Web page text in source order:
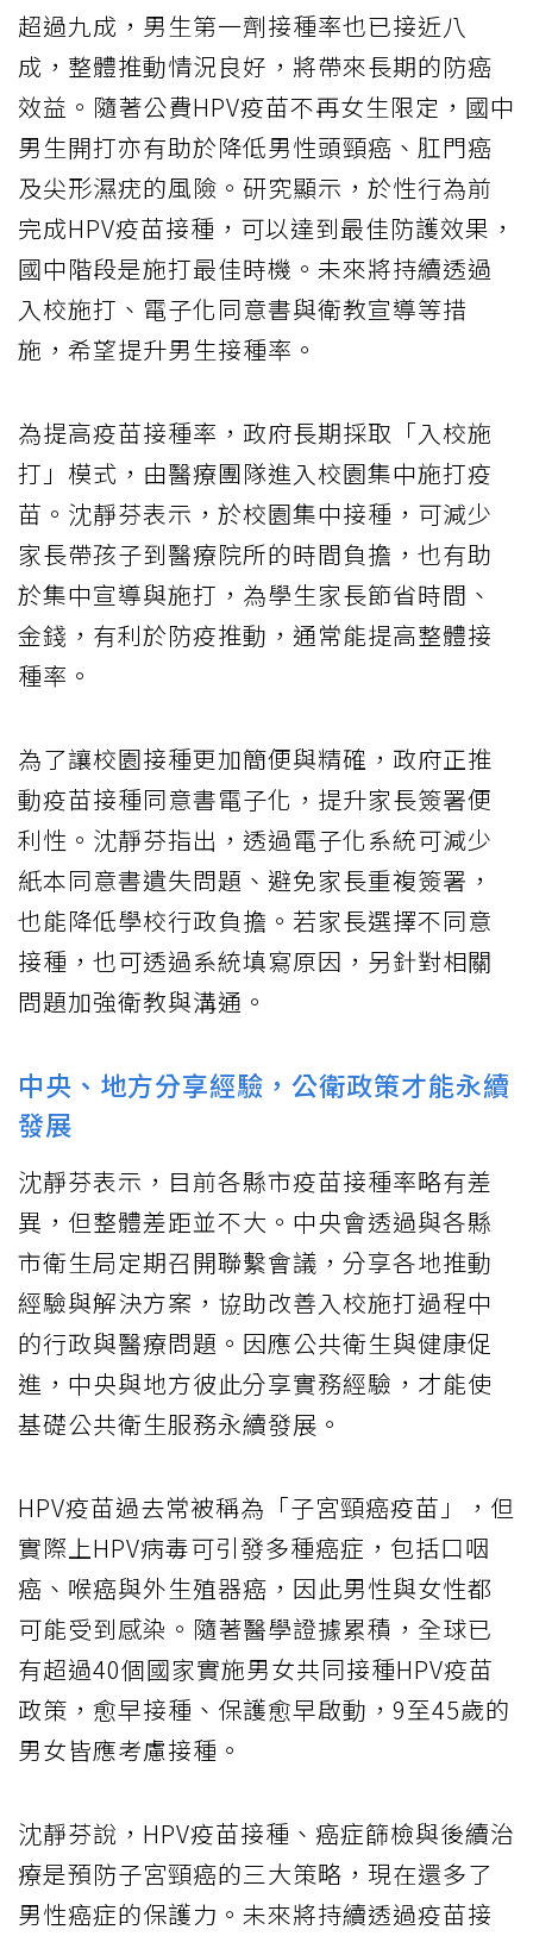
超過九成，男生第一劑接種率也已接近八
成，整體推動情況良好，將帶來長期的防癌
效益。隨著公費HPV疫苗不再女生限定，國中
男生開打亦有助於降低男性頭頸癌、肛門癌
及尖形濕疣的風險。研究顯示，於性行為前
完成HPV疫苗接種，可以達到最佳防護效果，
國中階段是施打最佳時機。未來將持續透過
入校施打、電子化同意書與衛教宣導等措
施，希望提升男生接種率。
為提高疫苗接種率，政府長期採取「入校施
打」模式，由醫療團隊進入校園集中施打疫
苗。沈靜芬表示，於校園集中接種，可減少
家長帶孩子到醫療院所的時間負擔，也有助
於集中宣導與施打，為學生家長節省時間、
金錢，有利於防疫推動，通常能提高整體接
種率。
為了讓校園接種更加簡便與精確，政府正推
動疫苗接種同意書電子化，提升家長簽署便
利性。沈靜芬指出，透過電子化系統可減少
紙本同意書遺失問題、避免家長重複簽署，
也能降低學校行政負擔。若家長選擇不同意
接種，也可透過系統填寫原因，另針對相關
問題加強衛教與溝通。
中央、地方分享經驗，公衛政策才能永續
發展
沈靜芬表示，目前各縣市疫苗接種率略有差
異，但整體差距並不大。中央會透過與各縣
市衛生局定期召開聯繫會議，分享各地推動
經驗與解決方案，協助改善入校施打過程中
的行政與醫療問題。因應公共衛生與健康促
進，中央與地方彼此分享實務經驗，才能使
基礎公共衛生服務永續發展。
HPV疫苗過去常被稱為「子宮頸癌疫苗」，但
實際上HPV病毒可引發多種癌症，包括口咽
癌、喉癌與外生殖器癌，因此男性與女性都
可能受到感染。隨著醫學證據累積，全球已
有超過40個國家實施男女共同接種HPV疫苗
政策，愈早接種、保護愈早啟動，9至45歲的
男女皆應考慮接種。
沈靜芬說，HPV疫苗接種、癌症篩檢與後續治
療是預防子宮頸癌的三大策略，現在還多了
男性癌症的保護力。未來將持續透過疫苗接